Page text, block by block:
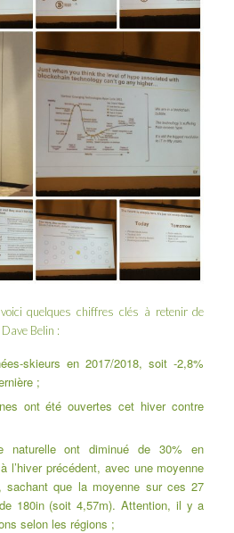
quelques chiffres clés à retenir de
Dave Belin :
skieurs en 2017/2018, soit -2,8%
;
ont été ouvertes cet hiver contre
naturelle ont diminué de 30% en
l’hiver précédent, avec une moyenne
sachant que la moyenne sur ces 27
180in (soit 4,57m). Attention, il y a
selon les régions ;